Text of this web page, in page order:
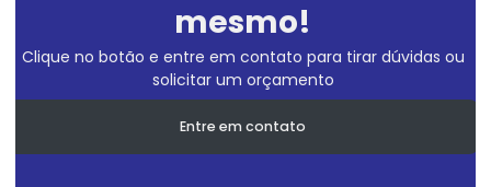
mesmo!
Clique no botão e entre em contato para tirar dúvidas ou
solicitar um orçamento
Entre em contato